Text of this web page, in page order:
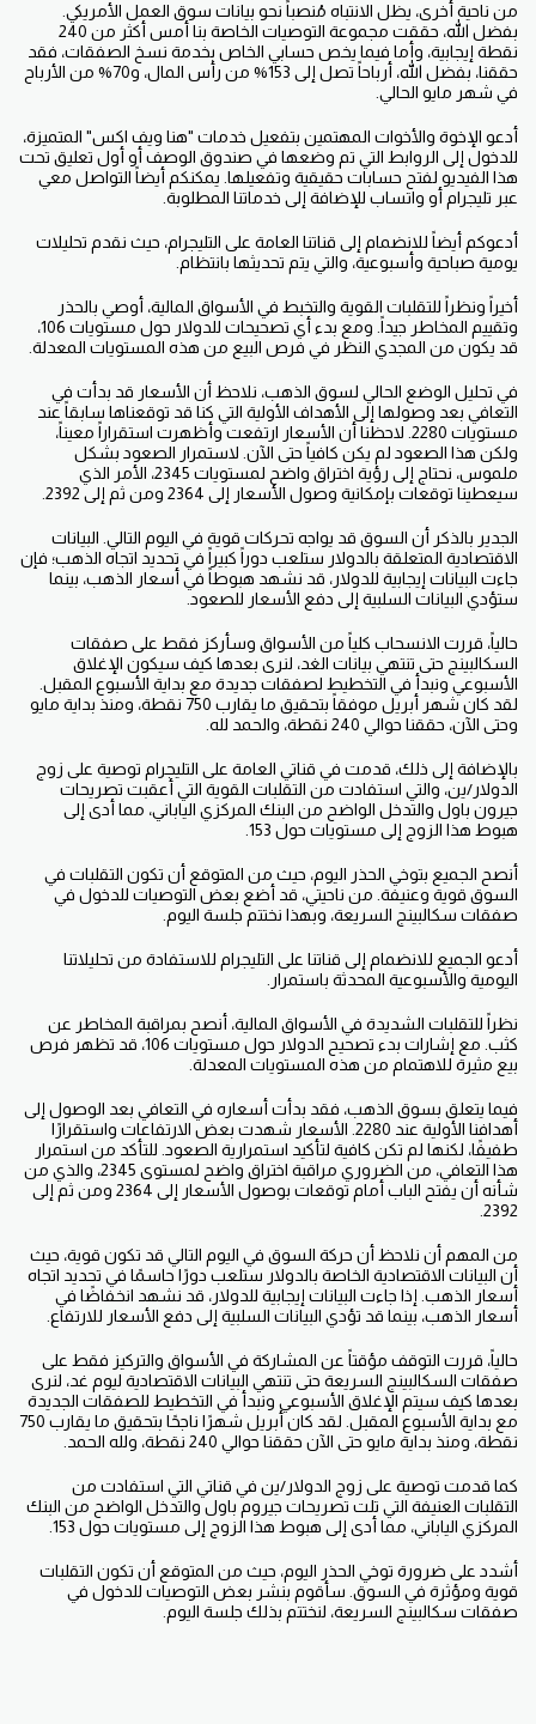
من ناحية أخرى، يظل الانتباه مُنصباً نحو بيانات سوق العمل الأمريكي.
بفضل الله، حققت مجموعة التوصيات الخاصة بنا أمس أكثر من 240
نقطة إيجابية، وأما فيما يخص حسابي الخاص بخدمة نسخ الصفقات، فقد
حققنا، بفضل الله، أرباحاً تصل إلى 153% من رأس المال، و70% من الأرباح
في شهر مايو الحالي.
أدعو الإخوة والأخوات المهتمين بتفعيل خدمات "هنا ويف اكس" المتميزة،
للدخول إلى الروابط التي تم وضعها في صندوق الوصف أو أول تعليق تحت
هذا الفيديو لفتح حسابات حقيقية وتفعيلها. يمكنكم أيضاً التواصل معي
عبر تليجرام أو واتساب للإضافة إلى خدماتنا المطلوبة.
أدعوكم أيضاً للانضمام إلى قناتنا العامة على التليجرام، حيث نقدم تحليلات
يومية صباحية وأسبوعية، والتي يتم تحديثها بانتظام.
أخيراً ونظراً للتقلبات القوية والتخبط في الأسواق المالية، أوصي بالحذر
وتقييم المخاطر جيداً. ومع بدء أي تصحيحات للدولار حول مستويات 106،
قد يكون من المجدي النظر في فرص البيع من هذه المستويات المعدلة.
في تحليل الوضع الحالي لسوق الذهب، نلاحظ أن الأسعار قد بدأت في
التعافي بعد وصولها إلى الأهداف الأولية التي كنا قد توقعناها سابقاً عند
مستويات 2280. لاحظنا أن الأسعار ارتفعت وأظهرت استقراراً معيناً،
ولكن هذا الصعود لم يكن كافياً حتى الآن. لاستمرار الصعود بشكل
ملموس، نحتاج إلى رؤية اختراق واضح لمستويات 2345، الأمر الذي
سيعطينا توقعات بإمكانية وصول الأسعار إلى 2364 ومن ثم إلى 2392.
الجدير بالذكر أن السوق قد يواجه تحركات قوية في اليوم التالي. البيانات
الاقتصادية المتعلقة بالدولار ستلعب دوراً كبيراً في تحديد اتجاه الذهب؛ فإن
جاءت البيانات إيجابية للدولار، قد نشهد هبوطاً في أسعار الذهب، بينما
ستؤدي البيانات السلبية إلى دفع الأسعار للصعود.
حالياً، قررت الانسحاب كلياً من الأسواق وسأركز فقط على صفقات
السكالبينج حتى تنتهي بيانات الغد، لنرى بعدها كيف سيكون الإغلاق
الأسبوعي ونبدأ في التخطيط لصفقات جديدة مع بداية الأسبوع المقبل.
لقد كان شهر أبريل موفقاً بتحقيق ما يقارب 750 نقطة، ومنذ بداية مايو
وحتى الآن، حققنا حوالي 240 نقطة، والحمد لله.
بالإضافة إلى ذلك، قدمت في قناتي العامة على التليجرام توصية على زوج
الدولار/ين، والتي استفادت من التقلبات القوية التي أعقبت تصريحات
جيرون باول والتدخل الواضح من البنك المركزي الياباني، مما أدى إلى
هبوط هذا الزوج إلى مستويات حول 153.
أنصح الجميع بتوخي الحذر اليوم، حيث من المتوقع أن تكون التقلبات في
السوق قوية وعنيفة. من ناحيتي، قد أضع بعض التوصيات للدخول في
صفقات سكالبينج السريعة، وبهذا نختتم جلسة اليوم.
أدعو الجميع للانضمام إلى قناتنا على التليجرام للاستفادة من تحليلاتنا
اليومية والأسبوعية المحدثة باستمرار.
نظراً للتقلبات الشديدة في الأسواق المالية، أنصح بمراقبة المخاطر عن
كثب. مع إشارات بدء تصحيح الدولار حول مستويات 106، قد تظهر فرص
بيع مثيرة للاهتمام من هذه المستويات المعدلة.
فيما يتعلق بسوق الذهب، فقد بدأت أسعاره في التعافي بعد الوصول إلى
أهدافنا الأولية عند 2280. الأسعار شهدت بعض الارتفاعات واستقرارًا
طفيفًا، لكنها لم تكن كافية لتأكيد استمرارية الصعود. للتأكد من استمرار
هذا التعافي، من الضروري مراقبة اختراق واضح لمستوى 2345، والذي من
شأنه أن يفتح الباب أمام توقعات بوصول الأسعار إلى 2364 ومن ثم إلى
2392.
من المهم أن نلاحظ أن حركة السوق في اليوم التالي قد تكون قوية، حيث
أن البيانات الاقتصادية الخاصة بالدولار ستلعب دورًا حاسمًا في تحديد اتجاه
أسعار الذهب. إذا جاءت البيانات إيجابية للدولار، قد نشهد انخفاضًا في
أسعار الذهب، بينما قد تؤدي البيانات السلبية إلى دفع الأسعار للارتفاع.
حالياً، قررت التوقف مؤقتاً عن المشاركة في الأسواق والتركيز فقط على
صفقات السكالبينج السريعة حتى تنتهي البيانات الاقتصادية ليوم غد، لنرى
بعدها كيف سيتم الإغلاق الأسبوعي ونبدأ في التخطيط للصفقات الجديدة
مع بداية الأسبوع المقبل. لقد كان أبريل شهرًا ناجحًا بتحقيق ما يقارب 750
نقطة، ومنذ بداية مايو حتى الآن حققنا حوالي 240 نقطة، ولله الحمد.
كما قدمت توصية على زوج الدولار/ين في قناتي التي استفادت من
التقلبات العنيفة التي تلت تصريحات جيروم باول والتدخل الواضح من البنك
المركزي الياباني، مما أدى إلى هبوط هذا الزوج إلى مستويات حول 153.
أشدد على ضرورة توخي الحذر اليوم، حيث من المتوقع أن تكون التقلبات
قوية ومؤثرة في السوق. سأقوم بنشر بعض التوصيات للدخول في
صفقات سكالبينج السريعة، لنختتم بذلك جلسة اليوم.